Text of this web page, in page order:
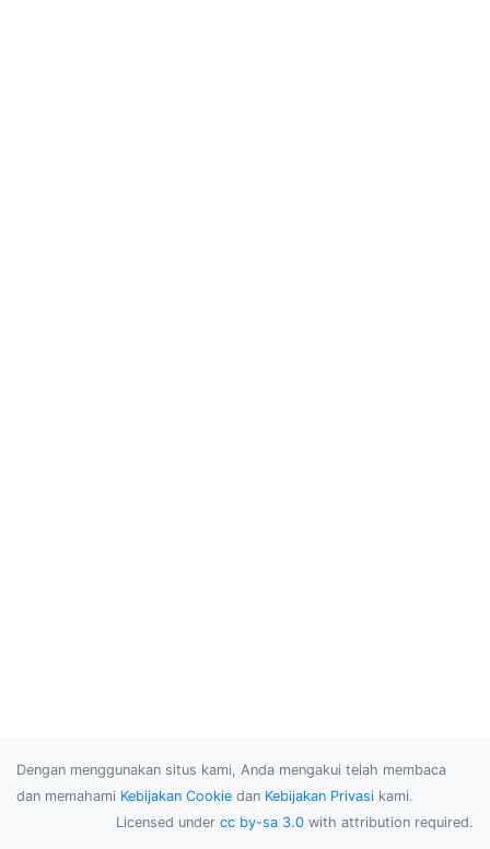
Dengan menggunakan situs kami, Anda mengakui telah membaca
dan memahami Kebijakan Cookie dan Kebijakan Privasi kami.
Licensed under cc by-sa 3.0 with attribution required.